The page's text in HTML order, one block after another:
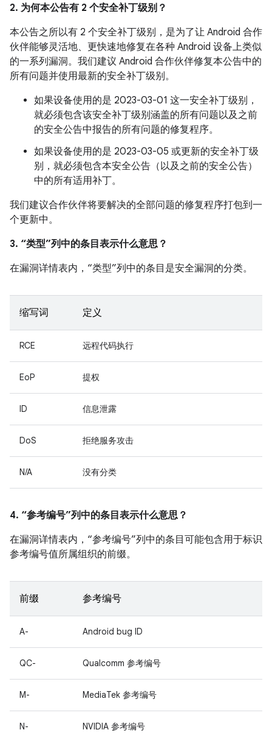
2. 为何本公告有 2 个安全补丁级别？
本公告之所以有 2 个安全补丁级别，是为了让 Android 合作
伙伴能够灵活地、更快速地修复在各种 Android 设备上类似
的一系列漏洞。我们建议 Android 合作伙伴修复本公告中的
所有问题并使用最新的安全补丁级别。
如果设备使用的是 2023-03-01 这一安全补丁级别，
就必须包含该安全补丁级别涵盖的所有问题以及之前
的安全公告中报告的所有问题的修复程序。
如果设备使用的是 2023-03-05 或更新的安全补丁级
别，就必须包含本安全公告（以及之前的安全公告）
中的所有适用补丁。
我们建议合作伙伴将要解决的全部问题的修复程序打包到一
个更新中。
3. “类型”列中的条目表示什么意思？
在漏洞详情表内，“类型”列中的条目是安全漏洞的分类。
缩写词 定义
RCE 远程代码执行
EoP 提权
ID 信息泄露
DoS 拒绝服务攻击
N/A 没有分类
4. “参考编号”列中的条目表示什么意思？
在漏洞详情表内，“参考编号”列中的条目可能包含用于标识
参考编号值所属组织的前缀。
前缀 参考编号
A- Android bug ID
QC- Qualcomm 参考编号
M- MediaTek 参考编号
N- NVIDIA 参考编号